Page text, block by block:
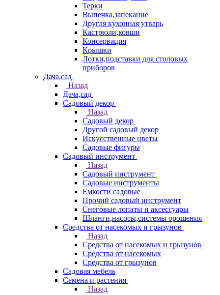
Терки
Выпечка,запекание
Другая кухонная утварь
Кастрюли,ковши
Консервация
Крышки
Лотки,подставки для столовых
приборов
Дача,сад
Назад
Дача,сад
Садовый декор
Назад
Садовый декор
Другой садовый декор
Искусственные цветы
Садовые фигуры
Садовый инструмент
Назад
Садовый инструмент
Садовые инструменты
Емкости садовые
Прочий садовый инструмент
Снеговые лопаты и аксессуары
Шланги,насосы,системы орошения
Средства от насекомых и грызунов
Назад
Средства от насекомых и грызунов
Средства от насекомых
Средства от грызунов
Садовая мебель
Семена и растения
Назад